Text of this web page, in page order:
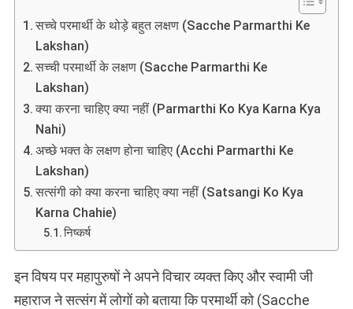
सच्चे परमार्थी के थोड़े बहुत लक्षण (Sacche Parmarthi Ke
Lakshan)
सच्ची परमार्थी के लक्षण (Sacche Parmarthi Ke
Lakshan)
क्या करना चाहिए क्या नहीं (Parmarthi Ko Kya Karna Kya
Nahi)
अच्छे भक्त के लक्षण होना चाहिए (Acchi Parmarthi Ke
Lakshan)
सत्संगी को क्या करना चाहिए क्या नहीं (Satsangi Ko Kya
Karna Chahie)
निष्कर्ष
इन विषय पर महापुरुषों ने अपने विचार व्यक्त किए और स्वामी जी
महाराज ने सत्संग में लोगों को बताया कि परमार्थी को (Sacche